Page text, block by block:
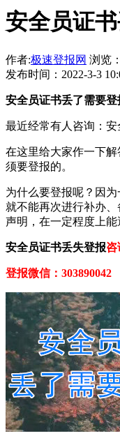
安全员证
作者:极速登报网 浏览
发布时间：2022-3-3
安全员证书丢了需要登
最近经常有人咨询：
在这里给大家作一下
须要登报的。
为什么要登报呢？因
就不能再次进行补办
声明，在一定程度上能
安全员证书丢失登报咨
登报微信：303890042